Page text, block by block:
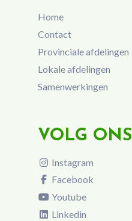
Home
Contact
Provinciale afdelingen
Lokale afdelingen
Samenwerkingen
VOLG ONS
Instagram
Facebook
Youtube
Linkedin